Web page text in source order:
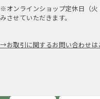
※オンラインショップ定休日（
みさせていただきます。
お取引に関するお問い合わせは